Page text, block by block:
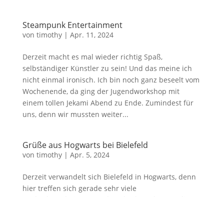
Steampunk Entertainment
von timothy| Apr. 11, 2024
Derzeit macht es mal wieder richtig Spaß,
selbständiger Künstler zu sein! Und das meine ich
nicht einmal ironisch. Ich bin noch ganz beseelt vom
Wochenende, da ging der Jugendworkshop mit
einem tollen Jekami Abend zu Ende. Zumindest für
uns, denn wir mussten weiter...
Grüße aus Hogwarts bei Bielefeld
von timothy| Apr. 5, 2024
Derzeit verwandelt sich Bielefeld in Hogwarts, denn
hier treffen sich gerade sehr viele